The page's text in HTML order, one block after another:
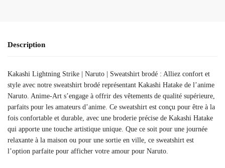
Description
Kakashi Lightning Strike | Naruto | Sweatshirt brodé : Alliez confort et
style avec notre sweatshirt brodé représentant Kakashi Hatake de l’anime
Naruto. Anime-Art s’engage à offrir des vêtements de qualité supérieure,
parfaits pour les amateurs d’anime. Ce sweatshirt est conçu pour être à la
fois confortable et durable, avec une broderie précise de Kakashi Hatake
qui apporte une touche artistique unique. Que ce soit pour une journée
relaxante à la maison ou pour une sortie en ville, ce sweatshirt est
l’option parfaite pour afficher votre amour pour Naruto.